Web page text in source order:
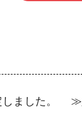
しました。 ≫